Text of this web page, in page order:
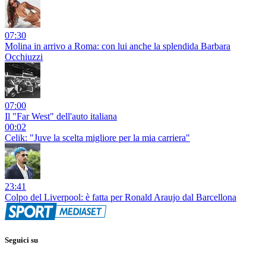
07:30
Molina in arrivo a Roma: con lui anche la splendida Barbara
Occhiuzzi
07:00
Il "Far West" dell'auto italiana
00:02
Celik: "Juve la scelta migliore per la mia carriera"
23:41
Colpo del Liverpool: è fatta per Ronald Araujo dal Barcellona
Seguici su